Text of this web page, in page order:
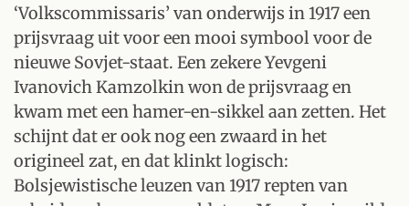
‘Volkscommissaris’ van onderwijs in 1917 een
prijsvraag uit voor een mooi symbool voor de
nieuwe Sovjet-staat. Een zekere Yevgeni
Ivanovich Kamzolkin won de prijsvraag en
kwam met een hamer-en-sikkel aan zetten. Het
schijnt dat er ook nog een zwaard in het
origineel zat, en dat klinkt logisch:
Bolsjewistische leuzen van 1917 repten van